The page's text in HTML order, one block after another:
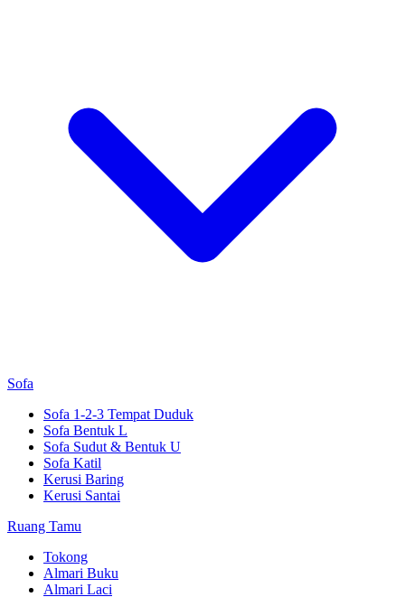
Sofa
Sofa 1-2-3 Tempat Duduk
Sofa Bentuk L
Sofa Sudut & Bentuk U
Sofa Katil
Kerusi Baring
Kerusi Santai
Ruang Tamu
Tokong
Almari Buku
Almari Laci